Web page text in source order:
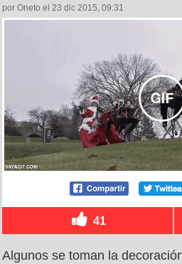
por Oneto el 23 dic 2015, 09:31
41
Algunos se toman la